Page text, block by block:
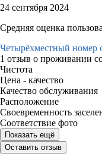
24 сентября 2024
Средняя оценка
Четырёхместный номер
1 отзыв о проживании
Чистота
Цена - качество
Качество обслуживания
Расположение
Своевременность
Соответствие фото
Показать ещё
Оставить отзыв